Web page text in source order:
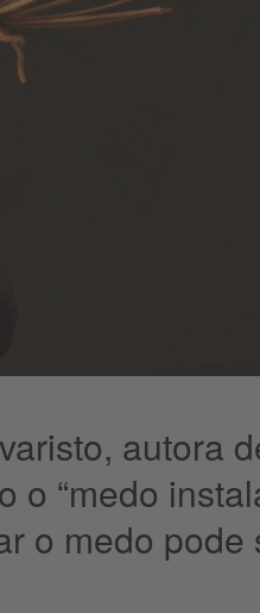
autora
“medo
o medo